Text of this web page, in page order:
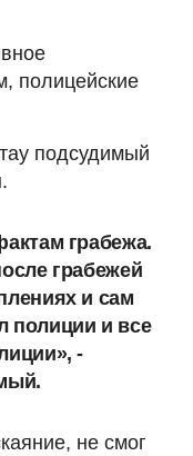
полицейские
подсудимый
грабежа.
грабежей
и сам
полиции и все
-
не смог